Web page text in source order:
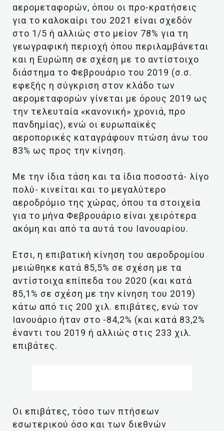
αερομεταφορών, όπου οι προ-κρατήσεις
για το καλοκαίρι του 2021 είναι σχεδόν
στο 1/5 ή αλλιώς στο μείον 78% για τη
γεωγραφική περιοχή όπου περιλαμβάνεται
και η Ευρώπη σε σχέση με το αντίστοιχο
διάστημα το Φεβρουάριο του 2019 (σ.σ.
εφεξής η σύγκριση στον κλάδο των
αερομεταφορών γίνεται με όρους 2019 ως
την τελευταία «κανονική» χρονιά, προ
πανδημίας), ενώ οι ευρωπαϊκές
αεροπορικές καταγράφουν πτώση άνω του
83% ως προς την κίνηση.
Με την ίδια τάση και τα ίδια ποσοστά- λίγο
πολύ- κινείται και το μεγαλύτερο
αεροδρόμιο της χώρας, όπου τα στοιχεία
για το μήνα Φεβρουάριο είναι χειρότερα
ακόμη και από τα αυτά του Ιανουαρίου.
Ετσι, η επιβατική κίνηση του αεροδρομίου
μειώθηκε κατά 85,5% σε σχέση με τα
αντίστοιχα επίπεδα του 2020 (και κατά
85,1% σε σχέση με την κίνηση του 2019)
κάτω από τις 200 χιλ. επιβάτες, ενώ τον
Ιανουάριο ήταν στο -84,2% (και κατά 83,2%
έναντι του 2019 ή αλλιώς στις 233 χιλ.
επιβάτες.
Οι επιβάτες, τόσο των πτήσεων
εσωτερικού όσο και των διεθνών